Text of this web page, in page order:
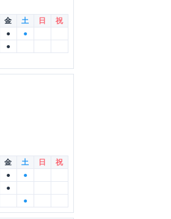
金 土 日
祝
●
●
●
金 土 日
祝
●
●
●
●